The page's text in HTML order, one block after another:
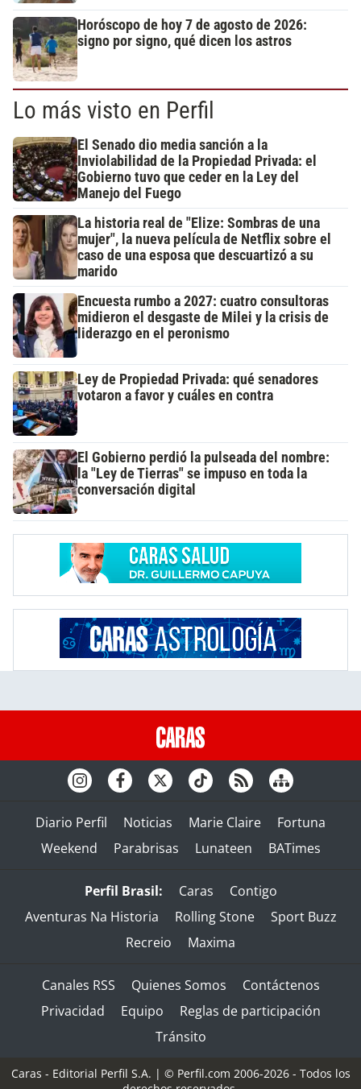
Horóscopo de hoy 7 de agosto de 2026:
signo por signo, qué dicen los astros
Lo más visto en Perfil
El Senado dio media sanción a la
Inviolabilidad de la Propiedad Privada: el
Gobierno tuvo que ceder en la Ley del
Manejo del Fuego
La historia real de "Elize: Sombras de una
mujer", la nueva película de Netflix sobre el
caso de una esposa que descuartizó a su
marido
Encuesta rumbo a 2027: cuatro consultoras
midieron el desgaste de Milei y la crisis de
liderazgo en el peronismo
Ley de Propiedad Privada: qué senadores
votaron a favor y cuáles en contra
El Gobierno perdió la pulseada del nombre:
la "Ley de Tierras" se impuso en toda la
conversación digital
Diario Perfil Noticias Marie Claire
Fortuna
Weekend
Parabrisas Lunateen BATimes
Perfil Brasil: Caras
Contigo
Aventuras Na Historia
Rolling Stone
Sport Buzz
Recreio
Maxima
Canales RSS Quienes Somos
Contáctenos
Privacidad
Equipo
Reglas de participación
Tránsito
Caras - Editorial Perfil S.A. | © Perfil.com 2006-2026 - Todos los